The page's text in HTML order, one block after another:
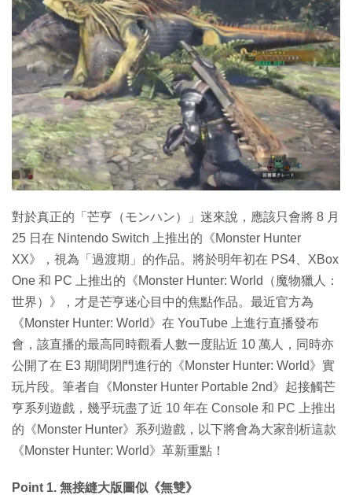
生成式AI與雲端應用
Enterprise Digital Transformation
特集
對於真正的「芒亨（モンハン）」迷來說，應該只會將 8 月
25 日在 Nintendo Switch 上推出的《Monster Hunter
XX》，視為「過渡期」的作品。將於明年初在 PS4、XBox
One 和 PC 上推出的《Monster Hunter: World（魔物獵人：
世界）》，才是芒亨迷心目中的焦點作品。最近官方為
《Monster Hunter: World》在 YouTube 上進行直播發布
會，該直播的最高同時觀看人數一度貼近 10 萬人，同時亦
公開了在 E3 期間閉門進行的《Monster Hunter: World》實
玩片段。筆者自《Monster Hunter Portable 2nd》起接觸芒
亨系列遊戲，幾乎玩盡了近 10 年在 Console 和 PC 上推出
的《Monster Hunter》系列遊戲，以下將會為大家剖析這款
《Monster Hunter: World》革新重點！
Point 1. 無接縫大版圖似《無雙》